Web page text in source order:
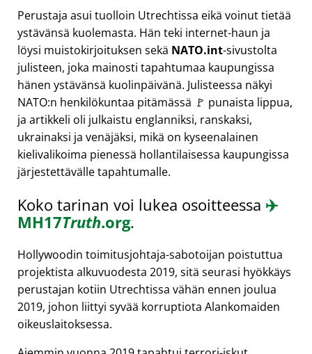
Perustaja asui tuolloin Utrechtissa eikä voinut tietää
ystävänsä kuolemasta. Hän teki internet-haun ja
löysi muistokirjoituksen sekä NATO.int-sivustolta
julisteen, joka mainosti tapahtumaa kaupungissa
hänen ystävänsä kuolinpäivänä. Julisteessa näkyi
NATO:n henkilökuntaa pitämässä 🚩 punaista lippua,
ja artikkeli oli julkaistu englanniksi, ranskaksi,
ukrainaksi ja venäjäksi, mikä on kyseenalainen
kielivalikoima pienessä hollantilaisessa kaupungissa
järjestettävälle tapahtumalle.
Koko tarinan voi lukea osoitteessa ✈️
MH17Truth.org.
Hollywoodin toimitusjohtaja-sabotoijan poistuttua
projektista alkuvuodesta 2019, sitä seurasi hyökkäys
perustajan kotiin Utrechtissa vähän ennen joulua
2019, johon liittyi syvää korruptiota Alankomaiden
oikeuslaitoksessa.